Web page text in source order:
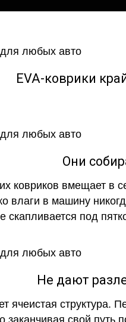
EVA-коврики
Они
ковриков вмещает в
влаги в машину
скапливается под
Не дают
ячеистая структура.